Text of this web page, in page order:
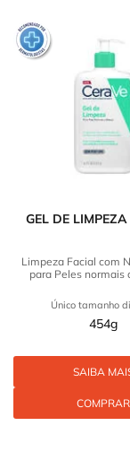
GEL DE
Limpeza Facial com
para Peles normais
454g
SAIBA
COMPRAR